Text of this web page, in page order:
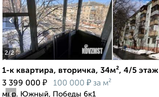
2/2
‹
1-к квартира, вторичка, 34м², 4/5 этаж
3 399 000 ₽ 100 000 ₽ за м²
мкр. Южный, Победы 6к1
‹